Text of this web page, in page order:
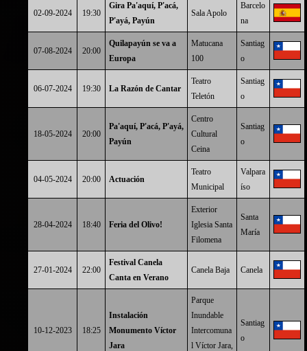
02-09-2024 19:30
Gira Pa'aquí, P'acá,
P'ayá, Payún
Sala Apolo
Barcelo
na
07-08-2024 20:00
Quilapayún se va a
Europa
Matucana
100
Santiag
o
06-07-2024 19:30 La Razón de Cantar
Teatro
Teletón
Santiag
o
18-05-2024 20:00
Pa'aquí, P'acá, P'ayá,
Payún
Centro
Cultural
Ceina
Santiag
o
04-05-2024 20:00 Actuación
Teatro
Municipal
Valpara
íso
28-04-2024 18:40 Feria del Olivo!
Exterior
Iglesia Santa
Filomena
Santa
María
27-01-2024 22:00
Festival Canela
Canta en Verano
Canela Baja Canela
10-12-2023 18:25
Instalación
Monumento Víctor
Jara
Parque
Inundable
Intercomuna
l Víctor Jara,
Santiag
o